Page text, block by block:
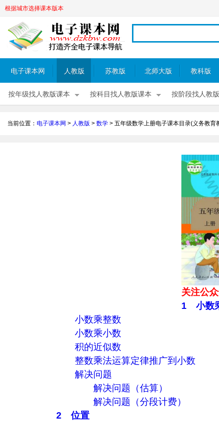
根据城市选择课本版本
电子课本网 人教版 苏教版 北师大版 教科版
按年级找人教版课本 按科目找人教版课本 按阶段找人教
当前位置： 电子课本网 > 人教版 > 数学 > 五年级数学上册电子课本目录(义务教育
关注公
1 小数
小数乘整数
小数乘小数
积的近似数
整数乘法运算定律推广到小数
解决问题
解决问题（估算）
解决问题（分段计费）
2 位置